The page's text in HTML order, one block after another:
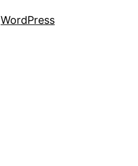
WordPress